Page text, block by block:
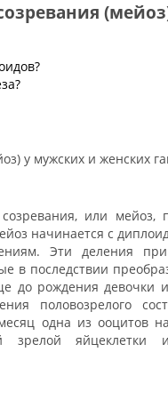
у мужских и женских
или мейоз,
начинается с
Эти деления
в последствии
до рождения девочки
половозрелого
одна из ооцитов
зрелой яйцеклетки